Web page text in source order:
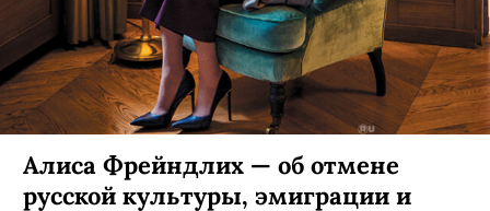
Алиса Фрейндлих — об отмене
русской культуры, эмиграции и